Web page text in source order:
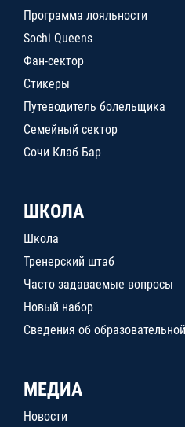
Программа лояльности
Sochi Queens
Фан-сектор
Стикеры
Путеводитель болельщика
Семейный сектор
Сочи Клаб Бар
ШКОЛА
Школа
Тренерский штаб
Часто задаваемые вопросы
Новый набор
Сведения об
МЕДИА
Новости